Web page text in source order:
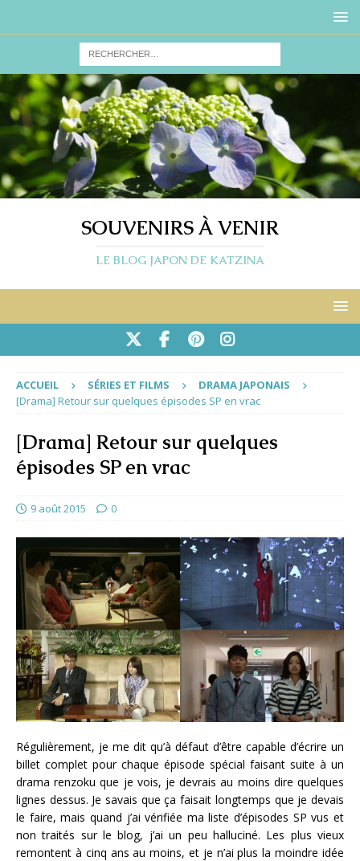
SOUVENIRS À VENIR
LE BLOG JAPON DE KATZINA
ACCUEIL SÉRIES ET FILMS
DRAMA JAPONAIS
[Drama] Retour sur quelques épisodes SP en vrac
[Drama] Retour sur quelques
épisodes SP en vrac
9 août 2015 0
Régulièrement, je me dit qu’à défaut d’être capable d’écrire un
billet complet pour chaque épisode spécial faisant suite à un
drama renzoku que je vois, je devrais au moins dire quelques
lignes dessus. Je savais que ça faisait longtemps que je devais
le faire, mais quand j’ai vérifiée ma liste d’épisodes SP vus et
non traités sur le blog, j’ai un peu halluciné. Les plus vieux
remontent à cinq ans au moins, et je n’ai plus la moindre idée